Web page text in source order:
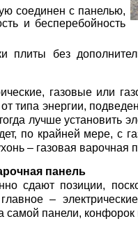
соединен с панелью,
и бесперебойность
плиты без
газовые или
типа энергии,
лучше установить
по крайней мере, с
– газовая варочная
панель
сдают позиции,
–
самой панели,